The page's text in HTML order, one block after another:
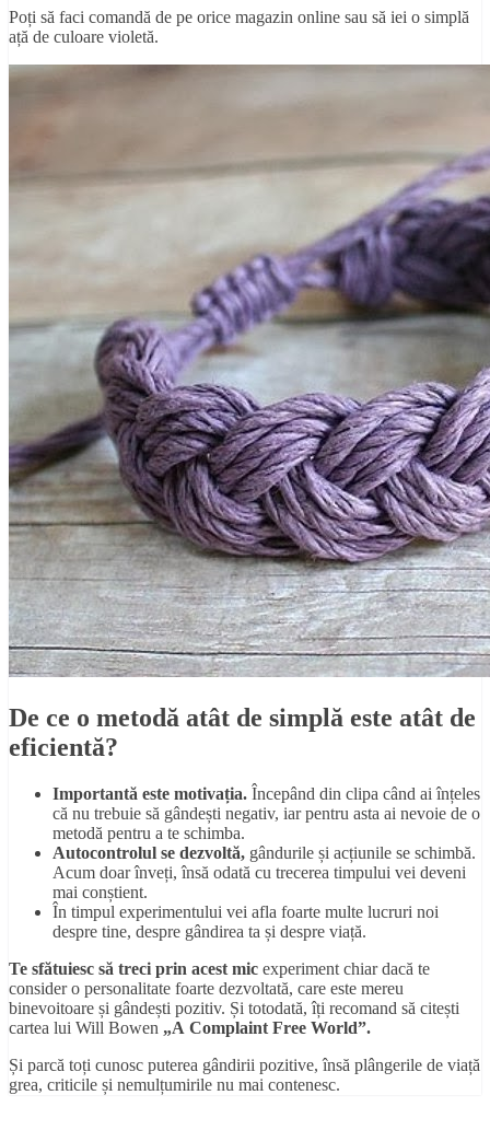
Poți să faci comandă de pe orice magazin online sau să iei o simplă
ață de culoare violetă.
De ce o metodă atât de simplă este atât de
eficientă?
Importantă este motivația. Începând din clipa când ai înțeles
că nu trebuie să gândești negativ, iar pentru asta ai nevoie de o
metodă pentru a te schimba.
Autocontrolul se dezvoltă, gândurile și acțiunile se schimbă.
Acum doar înveți, însă odată cu trecerea timpului vei deveni
mai conștient.
În timpul experimentului vei afla foarte multe lucruri noi
despre tine, despre gândirea ta și despre viață.
Te sfătuiesc să treci prin acest mic experiment chiar dacă te
consider o personalitate foarte dezvoltată, care este mereu
binevoitoare și gândești pozitiv. Și totodată, îți recomand să citești
cartea lui Will Bowen „A Complaint Free World”.
Și parcă toți cunosc puterea gândirii pozitive, însă plângerile de viață
grea, criticile și nemulțumirile nu mai contenesc.